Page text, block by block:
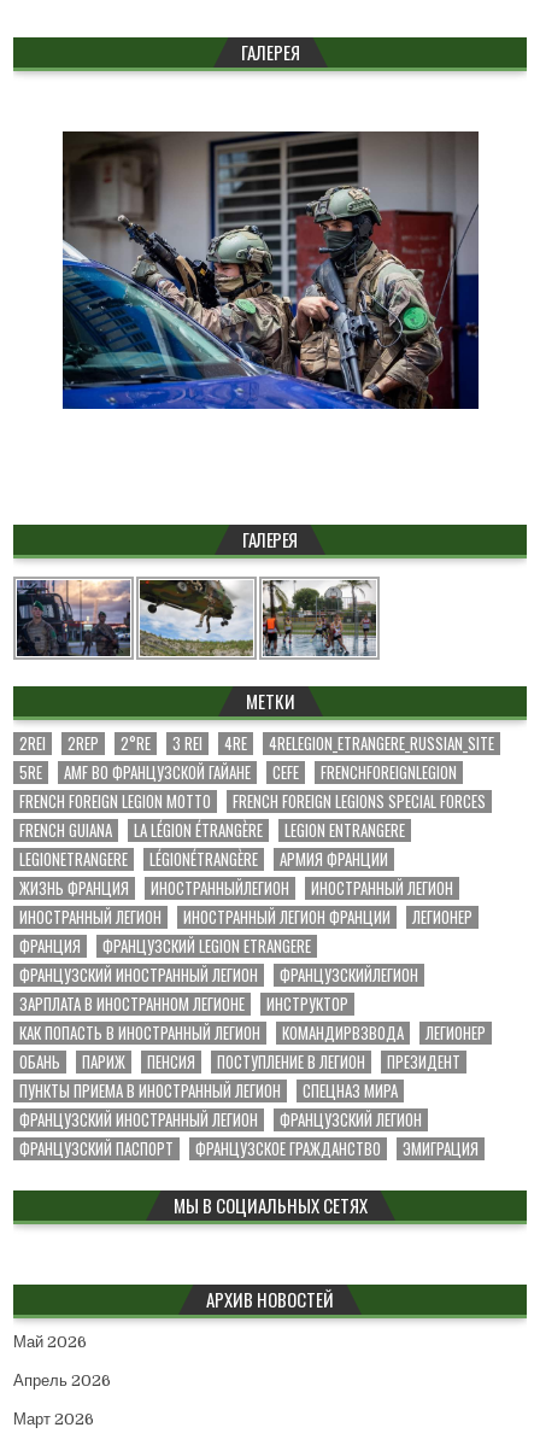
ГАЛЕРЕЯ
ГАЛЕРЕЯ
МЕТКИ
2REI 2REP 2°RE 3 REI 4RE
4RELEGION_ETRANGERE_RUSSIAN_SITE
5RE
AMF ВО ФРАНЦУЗСКОЙ ГАЙАНЕ CEFE
FRENCHFOREIGNLEGION
FRENCH FOREIGN LEGION MOTTO
FRENCH FOREIGN LEGIONS SPECIAL FORCES
FRENCH GUIANA
LA LÉGION ÉTRANGÈRE
LEGION ENTRANGERE
LEGIONETRANGERE
LÉGIONÉTRANGÈRE
АРМИЯ ФРАНЦИИ
ЖИЗНЬ ФРАНЦИЯ
ИНОСТРАННЫЙЛЕГИОН
ИНОСТРАННЫЙ ЛЕГИОН
ИНОСТРАННЫЙ ЛЕГИОН
ИНОСТРАННЫЙ ЛЕГИОН ФРАНЦИИ
ЛЕГИОНЕР
ФРАНЦИЯ
ФРАНЦУЗСКИЙ LEGION ETRANGERE
ФРАНЦУЗСКИЙ ИНОСТРАННЫЙ ЛЕГИОН
ФРАНЦУЗСКИЙЛЕГИОН
ЗАРПЛАТА В ИНОСТРАННОМ ЛЕГИОНЕ
ИНСТРУКТОР
КАК ПОПАСТЬ В ИНОСТРАННЫЙ ЛЕГИОН
КОМАНДИРВЗВОДА
ЛЕГИОНЕР
ОБАНЬ
ПАРИЖ ПЕНСИЯ ПОСТУПЛЕНИЕ В ЛЕГИОН
ПРЕЗИДЕНТ
ПУНКТЫ ПРИЕМА В ИНОСТРАННЫЙ ЛЕГИОН
СПЕЦНАЗ МИРА
ФРАНЦУЗСКИЙ ИНОСТРАННЫЙ ЛЕГИОН
ФРАНЦУЗСКИЙ ЛЕГИОН
ФРАНЦУЗСКИЙ ПАСПОРТ
ФРАНЦУЗСКОЕ ГРАЖДАНСТВО ЭМИГРАЦИЯ
МЫ В СОЦИАЛЬНЫХ СЕТЯХ
АРХИВ НОВОСТЕЙ
Май 2026
Апрель 2026
Март 2026